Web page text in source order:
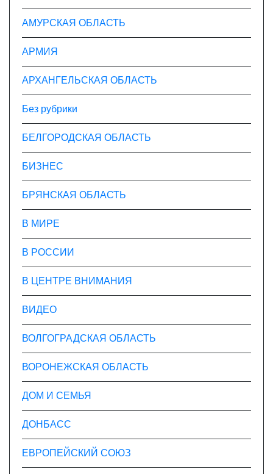
с
я
м
АМУРСКАЯ ОБЛАСТЬ
АРМИЯ
АРХАНГЕЛЬСКАЯ ОБЛАСТЬ
Без рубрики
БЕЛГОРОДСКАЯ ОБЛАСТЬ
БИЗНЕС
БРЯНСКАЯ ОБЛАСТЬ
В МИРЕ
В РОССИИ
В ЦЕНТРЕ ВНИМАНИЯ
ВИДЕО
ВОЛГОГРАДСКАЯ ОБЛАСТЬ
ВОРОНЕЖСКАЯ ОБЛАСТЬ
ДОМ И СЕМЬЯ
ДОНБАСС
ЕВРОПЕЙСКИЙ СОЮЗ